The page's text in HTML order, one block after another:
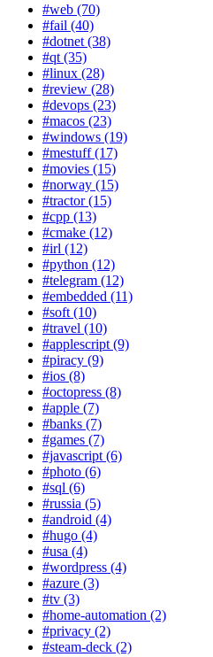
#web (70)
#fail (40)
#dotnet (38)
#qt (35)
#linux (28)
#review (28)
#devops (23)
#macos (23)
#windows (19)
#mestuff (17)
#movies (15)
#norway (15)
#tractor (15)
#cpp (13)
#cmake (12)
#irl (12)
#python (12)
#telegram (12)
#embedded (11)
#soft (10)
#travel (10)
#applescript (9)
#piracy (9)
#ios (8)
#octopress (8)
#apple (7)
#banks (7)
#games (7)
#javascript (6)
#photo (6)
#sql (6)
#russia (5)
#android (4)
#hugo (4)
#usa (4)
#wordpress (4)
#azure (3)
#tv (3)
#home-automation (2)
#privacy (2)
#steam-deck (2)